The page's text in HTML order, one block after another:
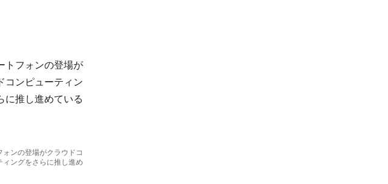
ォンの登場がクラウドコ
ィングをさらに推し進め